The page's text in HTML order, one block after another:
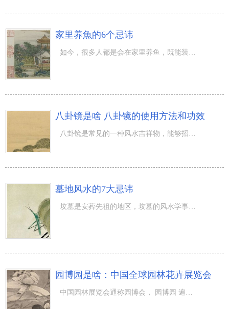
家里养魚的6个忌讳
八卦镜是啥 八卦镜的使用方法和功效
墓地风水的7大忌讳
坟墓是安葬先祖的地区，坟墓的风水学事关子孙后代的运程和运势，因而墓地风水必须留意许多 风水知识，当期
园博园是啥：中国全球园林花卉展览会